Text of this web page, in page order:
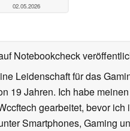
02.05.2026
Notebookcheck
Leidenschaft für das
19 Jahren. Ich habe
gearbeitet, bevor ich
Smartphones, Gaming